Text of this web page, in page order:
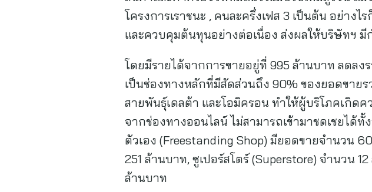
โครงการเราชนะ , คนละครึ่งเฟส 3 เป็นต้น อย่าง
และควบคุมต้นทุนอย่างต่อเนื่อง ส่งผลให้บริษัทฯ มี
โดยมีรายได้จากการขายอยู่ที่ 995 ล้านบาท ลดล
เป็นช่องทางหลักที่มีสัดส่วนถึง 90% ของยอดขายร
สายพันธุ์เดลต้า และโอมิครอน ทำให้ผู้บริโภคเกิ
จากช่องทางออนไลน์ ไม่สามารถเข้ามาชดเชยไ
ตัวเอง (Freestanding Shop) มียอดขายจำนวน
251 ล้านบาท, ซูเปอร์สโตร์ (Superstore) จำนวน
ล้านบาท